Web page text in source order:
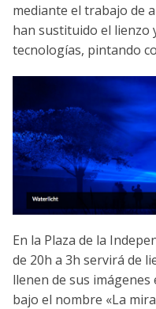
mediante el trabajo de
han sustituido el lienzo
tecnologías, pintando
En la Plaza de la
de 20h a 3h servirá de
llenen de sus
bajo el nombre «La